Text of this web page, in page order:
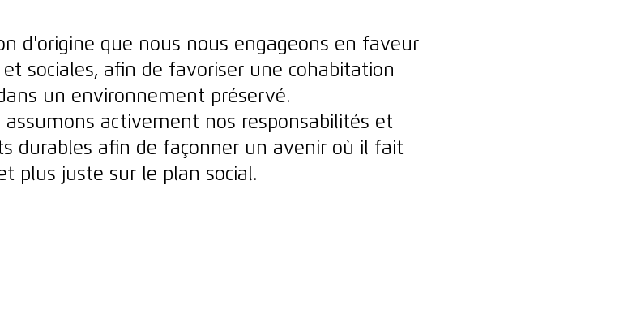
d'origine que nous nous engageons en faveur
sociales, afin de favoriser une cohabitation
un environnement préservé.
assumons activement nos responsabilités et
durables afin de façonner un avenir où il fait
plus juste sur le plan social.